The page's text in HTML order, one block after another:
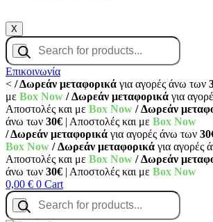
X
Products
search
Επικοινωνία
< / Δωρεάν μεταφορικά για αγορές άνω των
με Box Now / Δωρεάν μεταφορικά για
Αποστολές και με Box Now / Δωρεάν
άνω των 30€ | Αποστολές και με Box Now
/ Δωρεάν μεταφορικά για αγορές άνω των
Box Now / Δωρεάν μεταφορικά για αγορές
Αποστολές και με Box Now / Δωρεάν
άνω των 30€ | Αποστολές και με Box Now
0,00 € 0 Cart
Products
search